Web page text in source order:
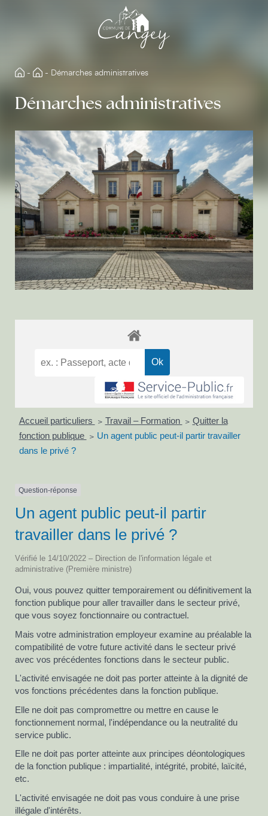
- - Démarches administratives
Démarches administratives
Accueil particuliers > Travail – Formation > Quitter la
fonction publique
> Un agent public peut-il partir travailler
dans le privé ?
Question-réponse
Un agent public peut-il partir
travailler dans le privé ?
Vérifié le 14/10/2022 – Direction de l'information légale et
administrative (Première ministre)
Oui, vous pouvez quitter temporairement ou définitivement la
fonction publique pour aller travailler dans le secteur privé,
que vous soyez fonctionnaire ou contractuel.
Mais votre administration employeur examine au préalable la
compatibilité de votre future activité dans le secteur privé
avec vos précédentes fonctions dans le secteur public.
L'activité envisagée ne doit pas porter atteinte à la dignité de
vos fonctions précédentes dans la fonction publique.
Elle ne doit pas compromettre ou mettre en cause le
fonctionnement normal, l'indépendance ou la neutralité du
service public.
Elle ne doit pas porter atteinte aux principes déontologiques
de la fonction publique : impartialité, intégrité, probité, laïcité,
etc.
L'activité envisagée ne doit pas vous conduire à une prise
illégale d'intérêts.